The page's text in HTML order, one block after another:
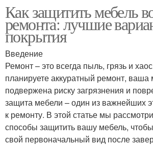
Как защитить мебель
ремонта: лучшие
покрытия
Введение
Ремонт – это всегда пыль, грязь и
планируете аккуратный ремонт, ваша
подвержена риску загрязнения и
защита мебели – один из важнейших
к ремонту. В этой статье мы
способы защитить вашу мебель,
свой первоначальный вид после